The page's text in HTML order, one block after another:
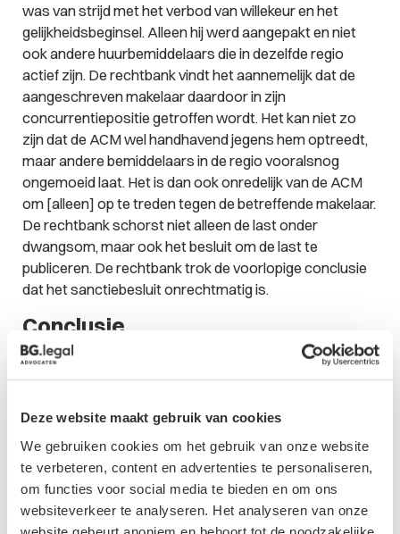
Deze website maakt gebruik van cookies
We gebruiken cookies om het gebruik van onze website
te verbeteren, content en advertenties te personaliseren,
om functies voor social media te bieden en om ons
websiteverkeer te analyseren. Het analyseren van onze
was van strijd met het verbod van willekeur en het
gelijkheidsbeginsel. Alleen hij werd aangepakt en niet
ook andere huurbemiddelaars die in dezelfde regio
actief zijn. De rechtbank vindt het aannemelijk dat de
aangeschreven makelaar daardoor in zijn
concurrentiepositie getroffen wordt. Het kan niet zo
zijn dat de ACM wel handhavend jegens hem optreedt,
maar andere bemiddelaars in de regio vooralsnog
ongemoeid laat. Het is dan ook onredelijk van de ACM
om [alleen] op te treden tegen de betreffende makelaar.
De rechtbank schorst niet alleen de last onder
dwangsom, maar ook het besluit om de last te
publiceren. De rechtbank trok de voorlopige conclusie
dat het sanctiebesluit onrechtmatig is.
Conclusie
De uitspraak van de rechtbank lijkt een overwinning
voor de huurbemiddelingsbranche, maar is dat in feite
van het provisieverbod zullen meer
makelaars/bemiddelaars daarmee geconfronteerd
worden. De rechtbank beroept zich op een uitspraak
van een hogere rechter. Naar de mening van de
rechtbank had van de ACM verwacht mogen worden